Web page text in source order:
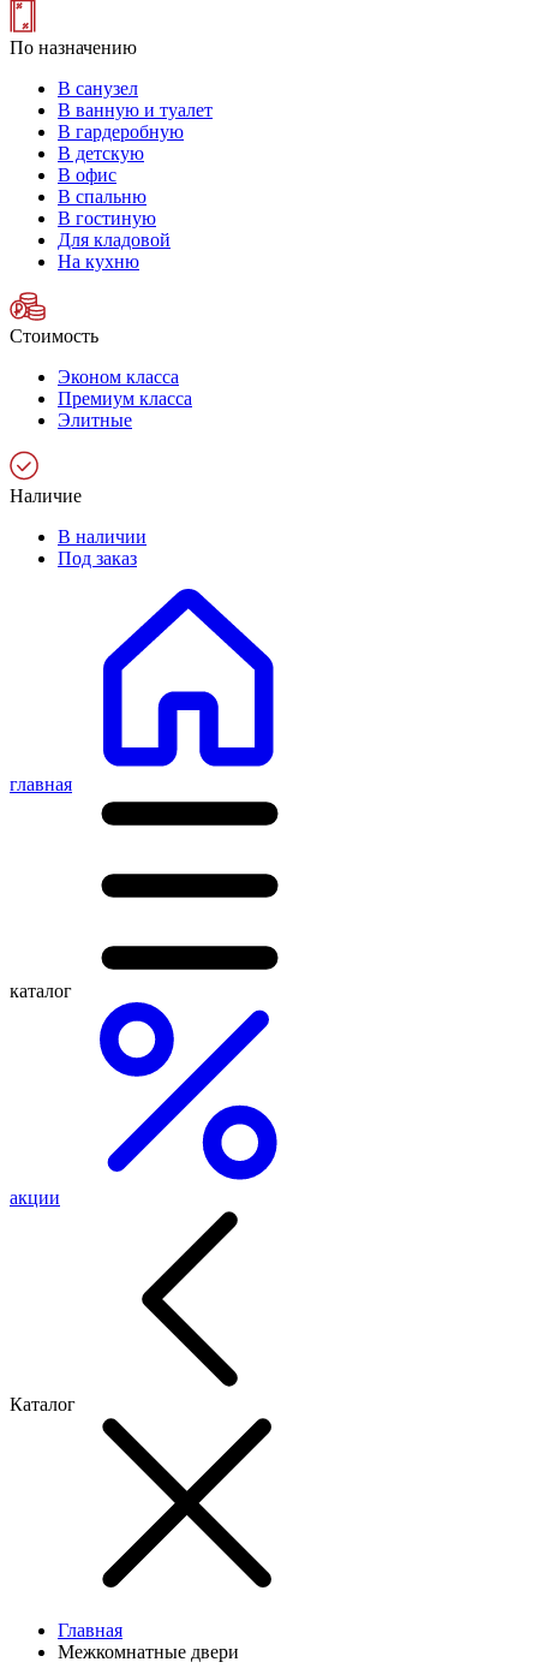
По назначению
В санузел
В ванную и туалет
В гардеробную
В детскую
В офис
В спальню
В гостиную
Для кладовой
На кухню
Стоимость
Эконом класса
Премиум класса
Элитные
Наличие
В наличии
Под заказ
главная
каталог
акции
Каталог
Главная
Межкомнатные двери